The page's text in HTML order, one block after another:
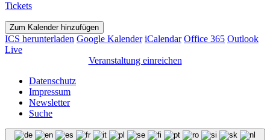
Tickets
Zum Kalender hinzufügen
ICS herunterladen Google Kalender iCalendar Office 365 Outlook
Live
Veranstaltung einreichen
Datenschutz
Impressum
Newsletter
Suche